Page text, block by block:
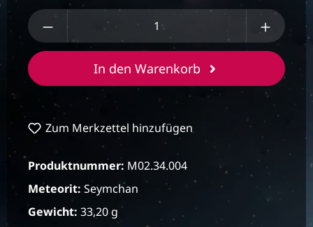
Produkt Anzahl: Gib den gewünschten
In den Warenkorb
Zum Merkzettel hinzufügen
Produktnummer: M02.34.004
Meteorit: Seymchan
Gewicht: 33,20 g